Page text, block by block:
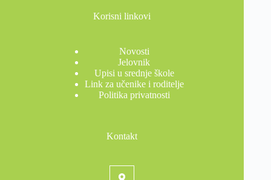
Korisni linkovi
Novosti
Jelovnik
Upisi u srednje škole
Link za učenike i roditelje
Politika privatnosti
Kontakt